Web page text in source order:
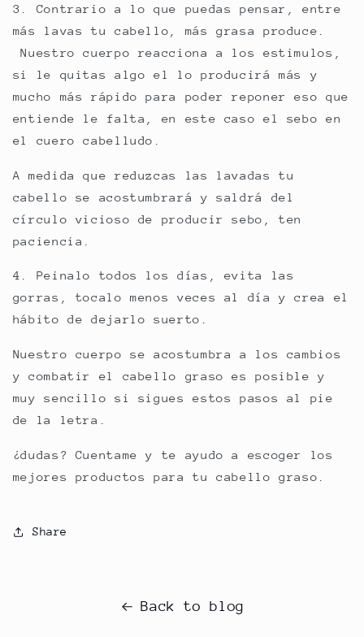
3. Contrario a lo que puedas pensar, entre
más lavas tu cabello, más grasa produce.
Nuestro cuerpo reacciona a los estimulos,
si le quitas algo el lo producirá más y
mucho más rápido para poder reponer eso que
entiende le falta, en este caso el sebo en
el cuero cabelludo.
A medida que reduzcas las lavadas tu
cabello se acostumbrará y saldrá del
círculo vicioso de producir sebo, ten
paciencia.
4. Peinalo todos los días, evita las
gorras, tocalo menos veces al día y crea el
hábito de dejarlo suerto.
Nuestro cuerpo se acostumbra a los cambios
y combatir el cabello graso es posible y
muy sencillo si sigues estos pasos al pie
de la letra.
¿dudas? Cuentame y te ayudo a escoger los
mejores productos para tu cabello graso.
Share
Back to blog